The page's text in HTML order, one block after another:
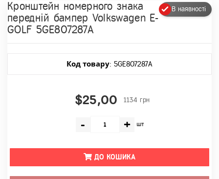
В наявності
Кронштейн номерного знака
передній бампер Volkswagen E-
GOLF 5GE807287A
Код товару: 5GE807287A
$25,00 1134 грн
- + шт
ДО КОШИКА